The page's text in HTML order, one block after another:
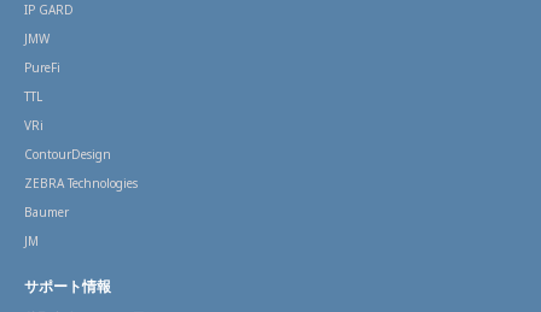
IP GARD
JMW
PureFi
TTL
VRi
ContourDesign
ZEBRA Technologies
Baumer
JM
サポート情報